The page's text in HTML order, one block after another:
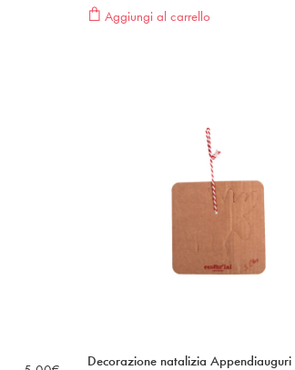
Aggiungi al carrello
Decorazione natalizia Appendiauguri